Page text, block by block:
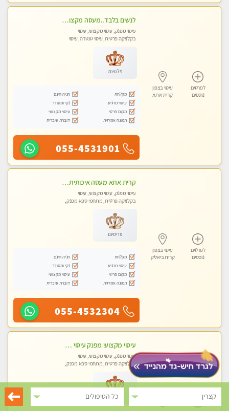
קצרין כל הטיפולים
לפרטים
נוספים
עיסוי בצפון
קרית אתא
לנשים בלבד..מעסה מקצועי לנשים בלבד לעיסוי מרגיע ומפנק VIP-מומלץ לחלוטין! פרטי! ​​​​​​
עיסוי מפנק, עיסוי מקצועי, עיסוי
בקלניקה פרטית, עיסוי טנטרה, עיסוי
פלטינה
מקלחת
חניה חינם
עיסוי מרגיע
נקי ומסודר
מקום פרטי
עיסוי מקצועי
תמונה אמיתית
דוברת עיברית
055-4531901
לפרטים
נוספים
עיסוי בצפון
קרית ביאליק
קרית אתא מעסה איכותית מקצועית ללא מין
עיסוי מפנק, עיסוי מקצועי, עיסוי
בקלניקה פרטית, מתחמי ספא מפנק,
פרימיום
מקלחת
חניה חינם
עיסוי מרגיע
נקי ומסודר
מקום פרטי
עיסוי מקצועי
תמונה אמיתית
דוברת עיברית
055-4532304
עיסוי מקצועי מפנק עיסוי עם אבנים חמות. מעסה עם תעודות. טיפול מרגיע ומפנק באווירה נעימה ושקטה
עיסוי מפנק, עיסוי מקצועי, עיסוי
בקלניקה פרטית, מתחמי ספא מפנק,
עיסוי טנטרה
פלטינה